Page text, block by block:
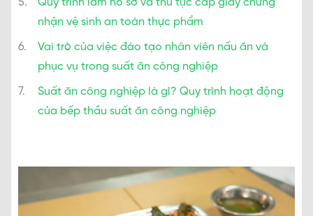
nhận vệ sinh an toàn thực phẩm
Vai trò của việc đào tạo nhân viên nấu ăn và
phục vụ trong suất ăn công nghiệp
Suất ăn công nghiệp là gì? Quy trình hoạt động
của bếp thầu suất ăn công nghiệp